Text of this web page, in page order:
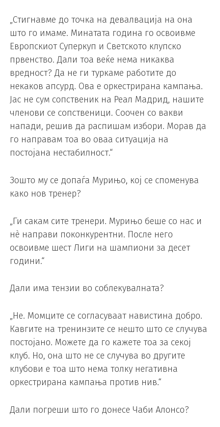
„Стигнавме до точка на девалвација на она
што го имаме. Минатата година го освоивме
Европскиот Суперкуп и Светското клупско
првенство. Дали тоа веќе нема никаква
вредност? Да не ги туркаме работите до
некаков апсурд. Ова е оркестрирана кампања.
Јас не сум сопственик на Реал Мадрид, нашите
членови се сопственици. Соочен со вакви
напади, решив да распишам избори. Морав да
го направам тоа во оваа ситуација на
постојана нестабилност.“
Зошто му се допаѓа Мурињо, кој се споменува
како нов тренер?
„Ги сакам сите тренери. Мурињо беше со нас и
нè направи поконкурентни. После него
освоивме шест Лиги на шампиони за десет
години.“
Дали има тензии во соблекувалната?
„Не. Момците се согласуваат навистина добро.
Кавгите на тренинзите се нешто што се случува
постојано. Можете да го кажете тоа за секој
клуб. Но, она што не се случува во другите
клубови е тоа што нема толку негативна
оркестрирана кампања против нив.“
Дали погреши што го донесе Чаби Алонсо?